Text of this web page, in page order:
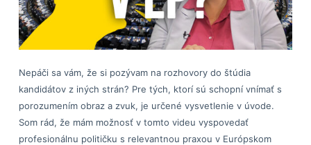
Nepáči sa vám, že si pozývam na rozhovory do štúdia
kandidátov z iných strán? Pre tých, ktorí sú schopní vnímať s
porozumením obraz a zvuk, je určené vysvetlenie v úvode.
Som rád, že mám možnosť v tomto videu vyspovedať
profesionálnu političku s relevantnou praxou v Európskom